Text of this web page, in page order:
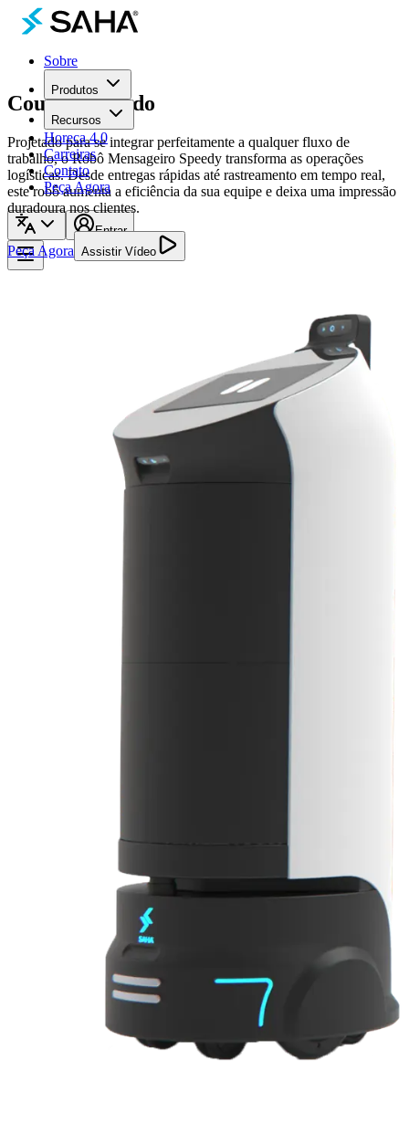
Sobre
Produtos
Recursos
Horeca 4.0
Carreiras
Contato
Peça Agora
Entrar
CourierRápido
Projetado para se integrar perfeitamente a qualquer fluxo de
trabalho, o Robô Mensageiro Speedy transforma as operações
logísticas. Desde entregas rápidas até rastreamento em tempo real,
este robô aumenta a eficiência da sua equipe e deixa uma impressão
duradoura nos clientes.
Peça Agora Assistir Vídeo